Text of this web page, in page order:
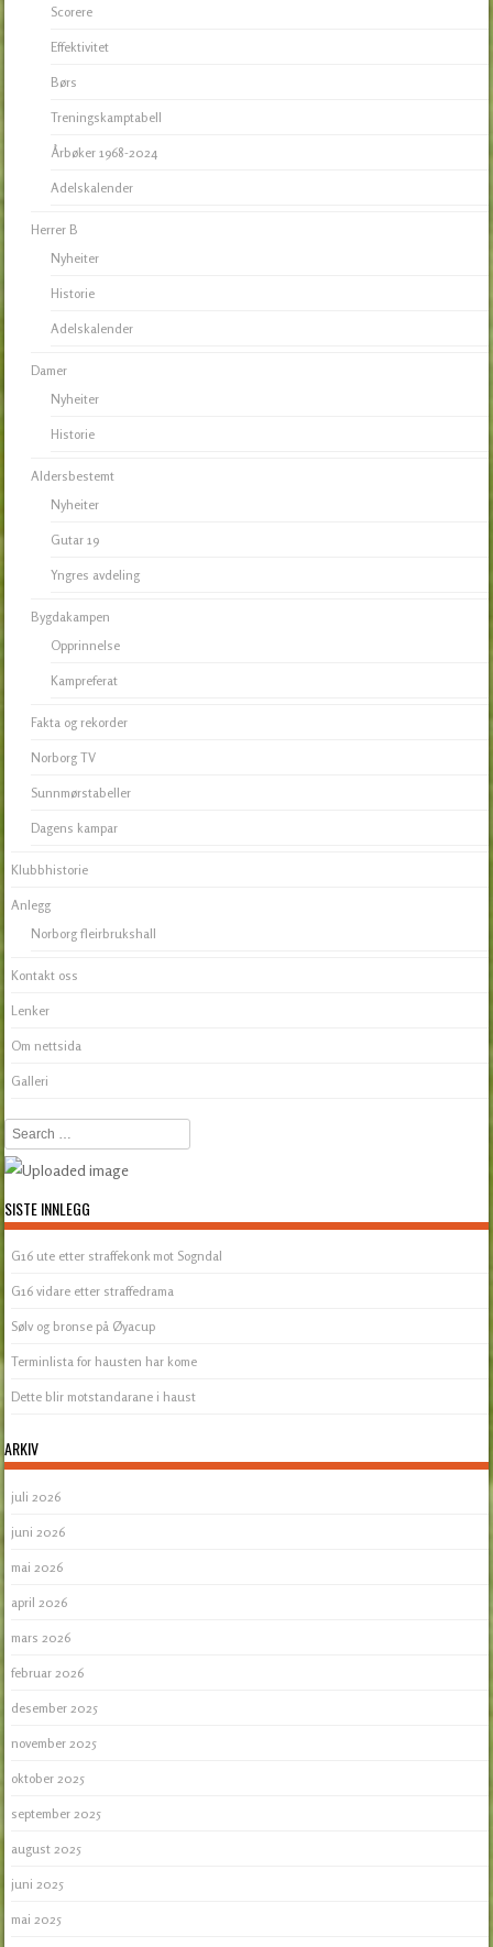
Scorere
Effektivitet
Børs
Treningskamptabell
Årbøker 1968-2024
Adelskalender
Herrer B
Nyheiter
Historie
Adelskalender
Damer
Nyheiter
Historie
Aldersbestemt
Nyheiter
Gutar 19
Yngres avdeling
Bygdakampen
Opprinnelse
Kampreferat
Fakta og rekorder
Norborg TV
Sunnmørstabeller
Dagens kampar
Klubbhistorie
Anlegg
Norborg fleirbrukshall
Kontakt oss
Lenker
Om nettsida
Galleri
Search
SISTE INNLEGG
G16 ute etter straffekonk mot Sogndal
G16 vidare etter straffedrama
Sølv og bronse på Øyacup
Terminlista for hausten har kome
Dette blir motstandarane i haust
ARKIV
juli 2026
juni 2026
mai 2026
april 2026
mars 2026
februar 2026
desember 2025
november 2025
oktober 2025
september 2025
august 2025
juni 2025
mai 2025